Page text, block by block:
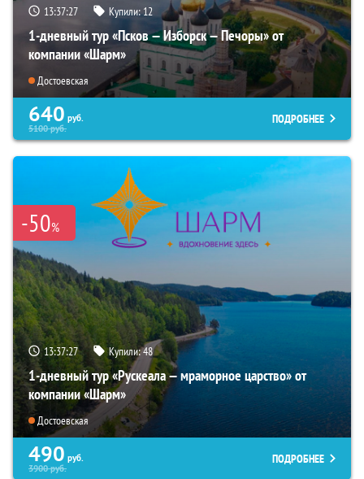
13:37:26 Купили:12
1-дневный тур «Псков — Изборск — Печоры» от
компании «Шарм»
Достоевская
640 руб.
5100руб.
ПОДРОБНЕЕ
-50%
13:37:26 Купили:48
1-дневный тур «Рускеала — мраморное царство» от
компании «Шарм»
Достоевская
490 руб.
3900руб.
ПОДРОБНЕЕ